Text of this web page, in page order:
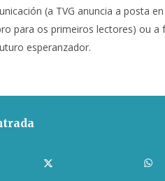
(a TVG anuncia a posta
para os primeiros lectores) ou
esperanzador.